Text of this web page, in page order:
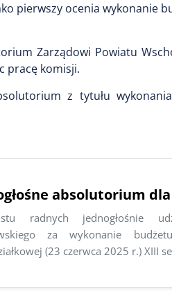
pierwszy ocenia wykonanie
Zarządowi Powiatu
pracę komisji.
z tytułu
absolutorium
radnych jednogłośnie
za wykonanie
(23 czerwca 2025 r.) XIII